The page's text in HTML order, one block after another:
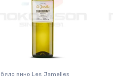
бяло вино Les Jamelles